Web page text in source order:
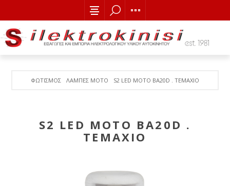
ΦΩΤΙΣΜΟΣ ΛΑΜΠΕΣ MOTO S2 LED MOTO BA20D . TEMAXIO
S2 LED MOTO BA20D .
TEMAXIO